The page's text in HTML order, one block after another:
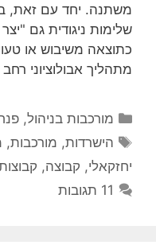
משתנה. יחד עם זאת,
שלימות ניגודית גם
כתוצאה משיבוש או
מתהליך אבולוציוני רחב
קטגוריות
מורכבות בניהול,
תגיות
הישרדות, מורכבות,
יחזקאלי, קבוצה,
11 תגובות